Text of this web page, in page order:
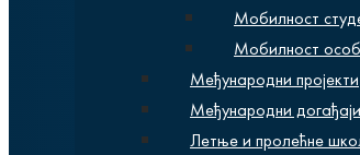
Мобилност
Мобилност
Међународни пројекти
Међународни догађаји
Летње и пролећне